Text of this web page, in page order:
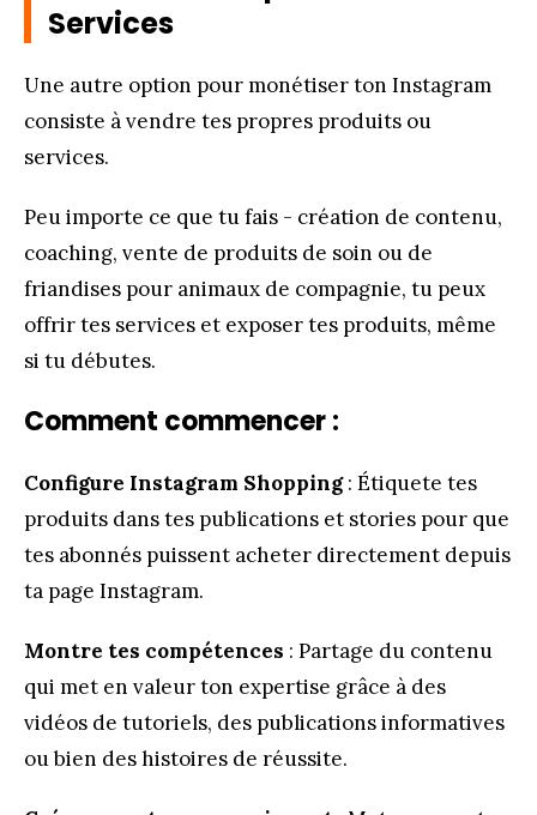
Services
Une autre option pour monétiser ton Instagram
consiste à vendre tes propres produits ou
services.
Peu importe ce que tu fais - création de contenu,
coaching, vente de produits de soin ou de
friandises pour animaux de compagnie, tu peux
offrir tes services et exposer tes produits, même
si tu débutes.
Comment commencer :
Configure Instagram Shopping: Étiquete tes
produits dans tes publications et stories pour que
tes abonnés puissent acheter directement depuis
ta page Instagram.
Montre tes compétences : Partage du contenu
qui met en valeur ton expertise grâce à des
vidéos de tutoriels, des publications informatives
ou bien des histoires de réussite.